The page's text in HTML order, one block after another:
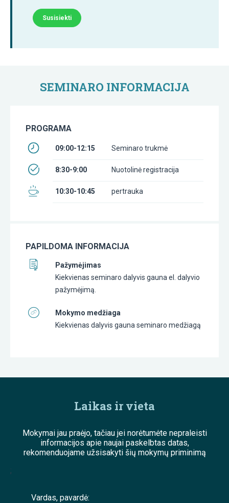
Susisiekti
SEMINARO INFORMACIJA
PROGRAMA
09:00-12:15 Seminaro trukmė
8:30-9:00 Nuotolinė registracija
10:30-10:45 pertrauka
PAPILDOMA INFORMACIJA
Pažymėjimas
Kiekvienas seminaro dalyvis gauna el. dalyvio
pažymėjimą.
Mokymo medžiaga
Kiekvienas dalyvis gauna seminaro medžiagą
Laikas ir vieta
Mokymai jau praėjo, tačiau jei norėtumėte nepraleisti
informacijos apie naujai paskelbtas datas,
rekomenduojame užsisakyti šių mokymų priminimą
;
Vardas, pavardė: